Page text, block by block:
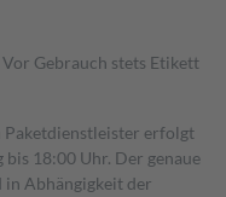
Gebrauch stets Etikett
Paketdienstleister erfolgt
18:00 Uhr. Der genaue
in Abhängigkeit der